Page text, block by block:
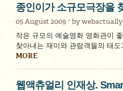
종인이가 소규모극장을
05 August 2009 bywebactually
작은 규모의 예술영화 영화관이
찾아내는 재미와 관람객들의 태
MORE
웹액츄얼리 인재상.